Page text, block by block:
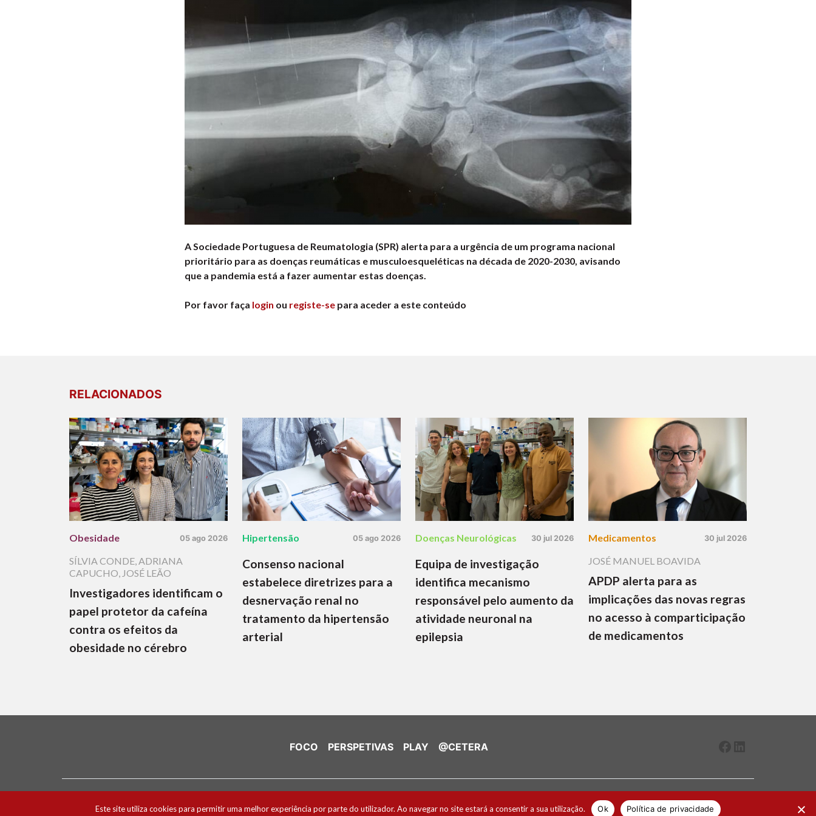
A Sociedade Portuguesa de Reumatologia (SPR) alerta para a urgência de um programa nacional
prioritário para as doenças reumáticas e musculoesqueléticas na década de 2020-2030, avisando
que a pandemia está a fazer aumentar estas doenças.
Por favor faça login ou registe-se para aceder a este conteúdo
RELACIONADOS
Obesidade 05 ago 2026
SÍLVIA CONDE,ADRIANA
CAPUCHO, JOSÉ LEÃO
Investigadores identificam o
papel protetor da cafeína
contra os efeitos da
obesidade no cérebro
Hipertensão 05 ago 2026
Consenso nacional
estabelece diretrizes para a
desnervação renal no
tratamento da hipertensão
arterial
Doenças Neurológicas 30 jul 2026
Equipa de investigação
identifica mecanismo
responsável pelo aumento da
atividade neuronal na
epilepsia
Medicamentos 30 jul 2026
JOSÉ MANUEL BOAVIDA
APDP alerta para as
implicações das novas regras
no acesso à comparticipação
de medicamentos
FOCO PERSPETIVAS PLAY @CETERA
Este site utiliza cookies para permitir uma melhor experiência por parte do utilizador. Ao navegar no site estará a consentir a sua utilização. Ok Política de privacidade